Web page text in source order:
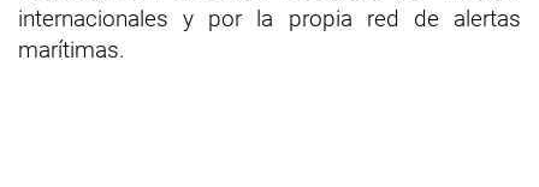
internacionales y por la propia red de alertas
marítimas.